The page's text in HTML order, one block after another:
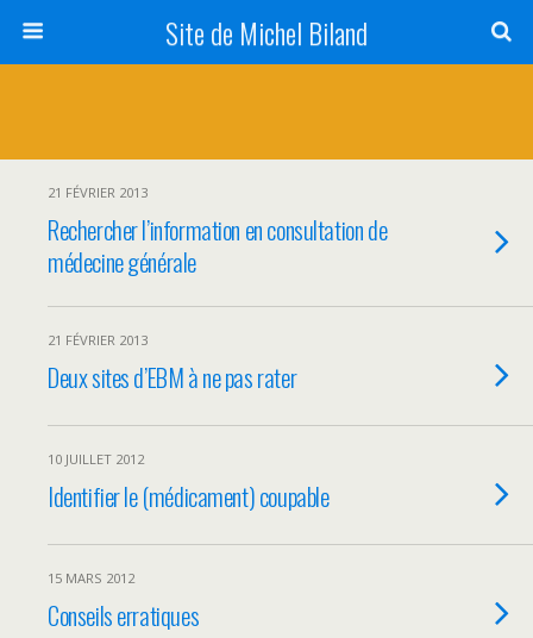
Site de Michel Biland
21 FÉVRIER 2013
Rechercher l’information en consultation de
médecine générale
21 FÉVRIER 2013
Deux sites d’EBM à ne pas rater
10 JUILLET 2012
Identifier le (médicament) coupable
15 MARS 2012
Conseils erratiques